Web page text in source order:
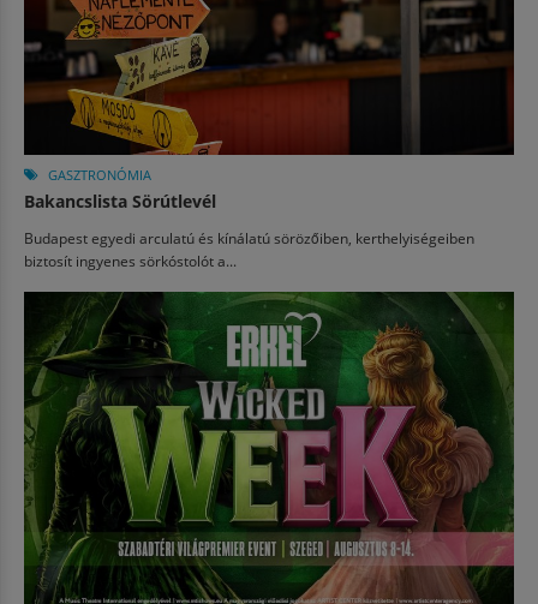
GASZTRONÓMIA
Bakancslista Sörútlevél
Budapest egyedi arculatú és kínálatú sörözőiben, kerthelyiségeiben
biztosít ingyenes sörkóstolót a...